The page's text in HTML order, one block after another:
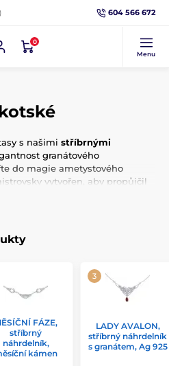
604 566 672
0
Menu
s našimi stříbrnými
granátového
do magie ametystového
vytvořen, aby propůjčil
materiály, přinášející vám nejen
příběhy inspirované fantasy
příběh s našimi stříbrnými
nezapomenutelný a
FÁZE,
stříbrný
náhrdelník,
kámen
LADY AVALON,
stříbrný náhrdelník
s granátem, Ag 925